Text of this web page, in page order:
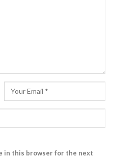
in this browser for the next